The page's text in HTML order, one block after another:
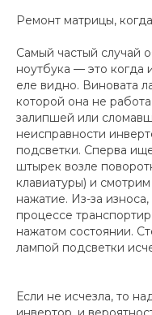
Ремонт матрицы,
Самый частый случай
ноутбука — это когда
еле видно. Виновата
которой она не
залипшей или
неисправности
подсветки. Сперва
штырек возле
клавиатуры) и
нажатие. Из-за
процессе
нажатом состоянии.
лампой подсветки
Если не исчезла, то